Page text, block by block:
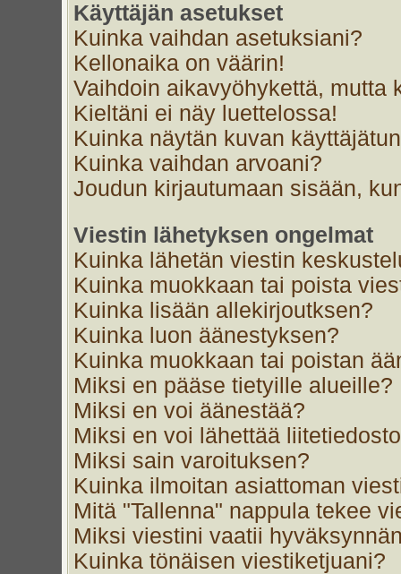
Käyttäjän asetukset
Kuinka vaihdan asetuksiani?
Kellonaika on väärin!
Vaihdoin aikavyöhykettä, mutta
Kieltäni ei näy luettelossa!
Kuinka näytän kuvan
Kuinka vaihdan arvoani?
Joudun kirjautumaan sisään,
Viestin lähetyksen ongelmat
Kuinka lähetän viestin
Kuinka muokkaan tai poista
Kuinka lisään allekirjoutksen?
Kuinka luon äänestyksen?
Kuinka muokkaan tai poistan
Miksi en pääse tietyille alueille?
Miksi en voi äänestää?
Miksi en voi lähettää
Miksi sain varoituksen?
Kuinka ilmoitan asiattoman
Mitä "Tallenna" nappula tekee
Miksi viestini vaatii
Kuinka tönäisen viestiketjuani?